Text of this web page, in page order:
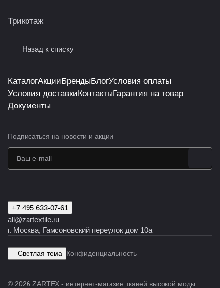
Трикотаж
Назад к списку
КаталогАкцииБрендыБлогУсловия оплаты
Условия доставкиКонтактыГарантия на товар
Документы
Подписаться на новости и акции
+7 495 633-07-61
all@zartextile.ru
г. Москва, Гамсоновский переулок дом 10а
Светлая тема Конфиденциальность
© 2026 ZARTEX - интернет-магазин тканей высокой моды